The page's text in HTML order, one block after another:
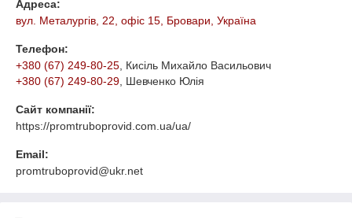
Адреса:
вул. Металургів, 22, офіс 15, Бровари, Україна
Телефон:
+380 (67) 249-80-25 , Кисіль Михайло Васильович
+380 (67) 249-80-29 , Шевченко Юлія
Сайт компанії:
https://promtruboprovid.com.ua/ua/
Email:
promtruboprovid@ukr.net